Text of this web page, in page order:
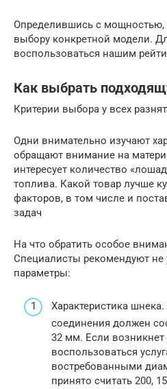
Определившись с мощностью,
выбору конкретной модели.
воспользоваться нашим
Как выбрать
Критерии выбора у всех
Одни внимательно изучают
обращают внимание на
интересует количество
топлива. Какой товар лучше
факторов, в том числе и
задач
На что обратить особое
Специалисты рекомендуют не
параметры:
Характеристика
соединения должен
32 мм. Если
воспользоваться
востребованными
принято считать 200,